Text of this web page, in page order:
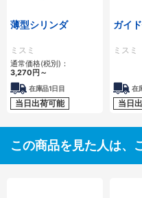
薄型シリンダ
ミスミ
通常価格(税別)：
3,270 円 ～
在庫品1日目
当日出荷可能
ガイ
ミスミ
在
当日
この商品を見た人は、